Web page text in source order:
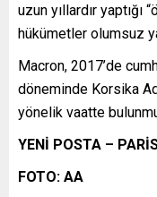
uzun yıllardır
hükümetler olumsuz
Macron, 2017’de
döneminde Korsika
yönelik vaatte
YENİ POSTA –
FOTO: AA